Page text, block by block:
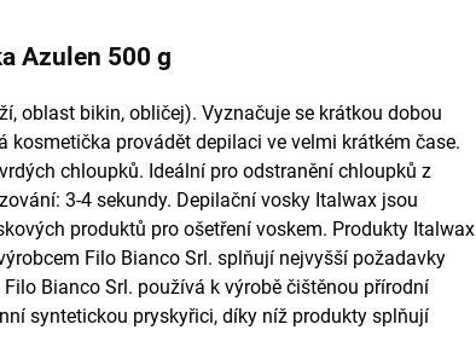
Azulen 500 g
oblast bikin, obličej). Vyznačuje se krátkou dobou
kosmetička provádět depilaci ve velmi krátkém čase.
chloupků. Ideální pro odstranění chloupků z
3-4 sekundy. Depilační vosky Italwax jsou
h produktů pro ošetření voskem. Produkty Italwax
Filo Bianco Srl. splňují nejvyšší požadavky
Bianco Srl. používá k výrobě čištěnou přírodní
syntetickou pryskyřici, díky níž produkty splňují